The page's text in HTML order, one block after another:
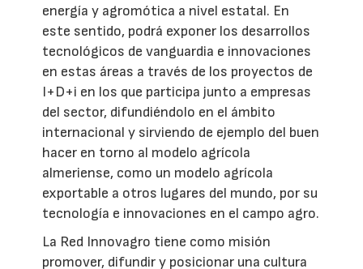
energía y agromótica a nivel estatal. En
este sentido, podrá exponer los desarrollos
tecnológicos de vanguardia e innovaciones
en estas áreas a través de los proyectos de
I+D+i en los que participa junto a empresas
del sector, difundiéndolo en el ámbito
internacional y sirviendo de ejemplo del buen
hacer en torno al modelo agrícola
almeriense, como un modelo agrícola
exportable a otros lugares del mundo, por su
tecnología e innovaciones en el campo agro.
La Red Innovagro tiene como misión
promover, difundir y posicionar una cultura